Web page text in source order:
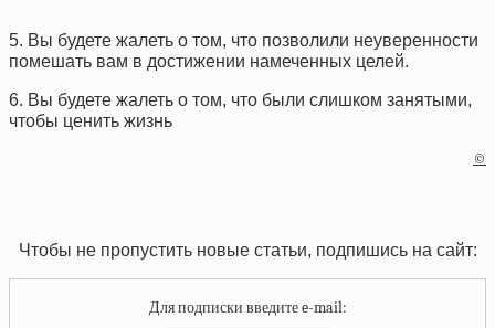
5. Вы будете жалеть о том, что позволили неуверенности
помешать вам в достижении намеченных целей.
6. Вы будете жалеть о том, что были слишком занятыми,
чтобы ценить жизнь
©
Чтобы не пропустить новые статьи, подпишись на сайт:
Для подписки введите e-mail: